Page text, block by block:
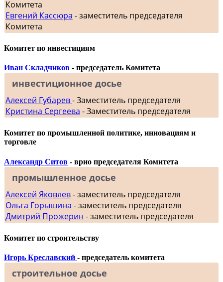
Комитета
Евгений Кассюра - заместитель председателя
Комитета
Комитет по инвестициям
Иван Складчиков - председатель Комитета
инвестиционное досье
Алексей Губарев- Заместитель председателя
Кристина Сергеева - Заместитель председателя
Комитет по промышленной политике, инновациям и
торговле
Александр Ситов - врио председателя Комитета
промышленное досье
Алексей Яковлев- заместитель председателя
Ольга Горышина - заместитель председателя
Дмитрий Прожерин - заместитель председателя
Комитет по строительству
Игорь Креславский - председатель комитета
строительное досье